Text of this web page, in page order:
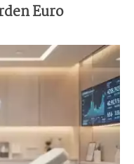
Euro